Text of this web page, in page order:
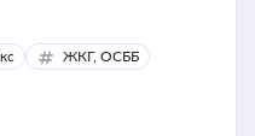
ЖКГ, ОСББ